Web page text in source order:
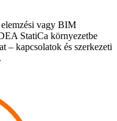
vagy BIM
StatiCa környezetbe
– kapcsolatok és szerkezeti